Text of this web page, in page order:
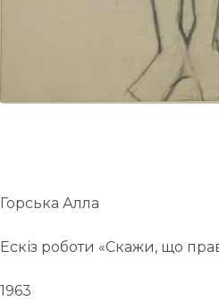
Горська Алла
Ескіз роботи «Скажи, що
1963